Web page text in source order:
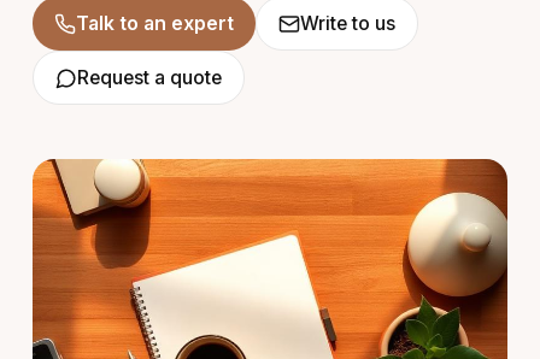
Talk to an expert Write to us
Request a quote